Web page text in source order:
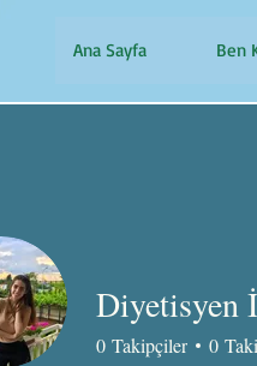
Ana Sayfa Ben
Diyetisyen
0 Takipçiler 0